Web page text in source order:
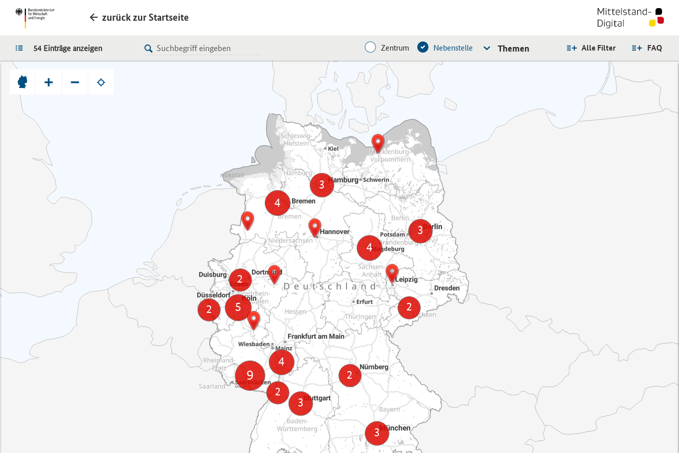
zurück zur Startseite
LISTE FAQ
Alle Filter
Zentrum Nebenstelle Themen
54 Einträge anzeigen
+ −